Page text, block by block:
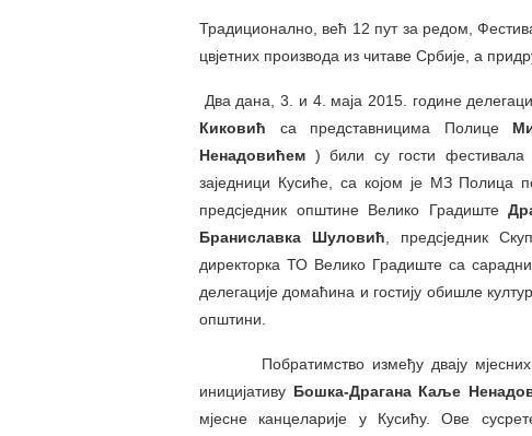
Традиционално, већ 12 пут за редом,
цвјетних производа из читаве Србије, а
Два дана, 3. и 4. маја 2015. године
Киковић са представницима Полице
Ненадовићем ) били су гости
заједници Кусиће, са којом је МЗ Полица
предсједник општине Велико Градиште
Браниславка Шуловић, предсједник
директорка ТО Велико Градиште са
делегације домаћина и гостију обишле
општини.
Побратимство између двају мјесних
иницијативу Бошка-Драгана Каље
мјесне канцеларије у Кусићу. Ове